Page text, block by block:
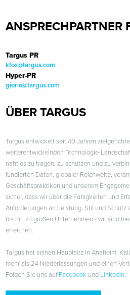
ANSPRECHPARTNER
Targus PR
kfox@targus.com
Hyper-PR
giorio@targus.com
ÜBER TARGUS
Targus entwickelt seit 40 Jahren
weiterentwickelnden Technologie-
nahtlos zu tragen, zu schützen und zu
fundierten Daten, globaler Reichweite,
Geschäftspraktiken und unserem
sicher, dass wir über die Fähigkeiten und
Anforderungen an Leistung, Stil und Schutz
bis hin zu großen Unternehmen - wir sind
erreichen.
Targus hat seinen Hauptsitz in Anaheim,
mehr als 24 Niederlassungen und einen
Folgen Sie uns aufFacebook und LinkedIn.